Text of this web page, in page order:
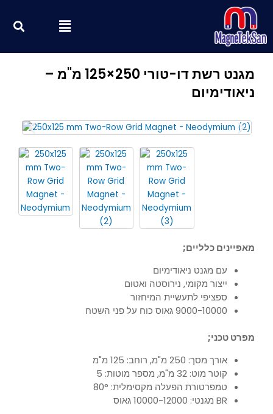
לתוכן
Menu
מגנט רשת דו-טורי 250×125 מ"מ –
ניאודימיום
מאפיינים כלליים;
עם מגנט ניאודימיום
ייצור מקומי, נירוסטה ואטום
ספציפי לתעשיית המיחזור
9000-10000 גאוס כוח על פני השטח
מפרט טכני;
אורך מסך: 250 מ"מ, רוחב: 125 מ"מ
קוטר מוט: 32 מ"מ, מספר מוטות: 5
טמפרטורת הפעלה מקסימלית: 80°
BR מגנטי: 10000-12000 גאוס